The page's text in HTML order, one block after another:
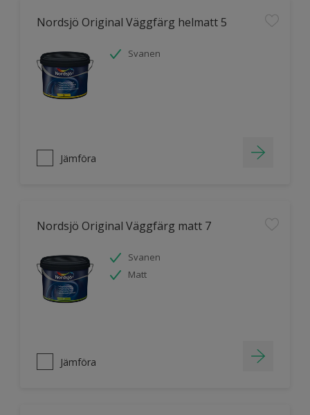
Nordsjö Original Väggfärg helmatt 5
Svanen
Jämföra
Nordsjö Original Väggfärg matt 7
Svanen
Matt
Jämföra